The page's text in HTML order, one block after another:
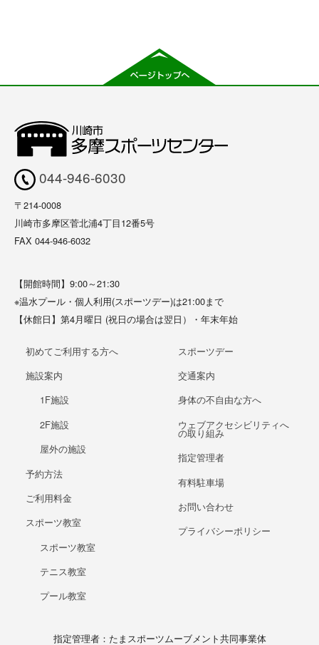
044-946-6030
〒214-0008
川崎市多摩区菅北浦4丁目12番5号
FAX 044-946-6032
【開館時間】9:00～21:30
※温水プール・個人利用(スポーツデー)は21:00まで
【休館日】第4月曜日 (祝日の場合は翌日）・年末年始
初めてご利用する方へ
施設案内
1F施設
2F施設
屋外の施設
予約方法
ご利用料金
スポーツ教室
スポーツ教室
テニス教室
プール教室
スポーツデー
交通案内
身体の不自由な方へ
ウェブアクセシビリティへ
の取り組み
指定管理者
有料駐車場
お問い合わせ
プライバシーポリシー
指定管理者：たまスポーツムーブメント共同事業体